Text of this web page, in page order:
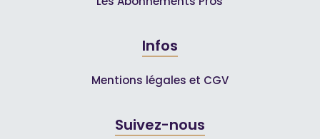
Infos
Mentions légales et CGV
Suivez-nous